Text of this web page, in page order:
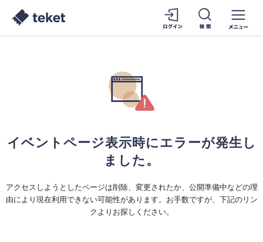
イベントページ表示時にエラーが発生し
ました。
アクセスしようとしたページは削除、変更されたか、公開準備中などの理
由により現在利用できない可能性があります。お手数ですが、下記のリン
クよりお探しください。